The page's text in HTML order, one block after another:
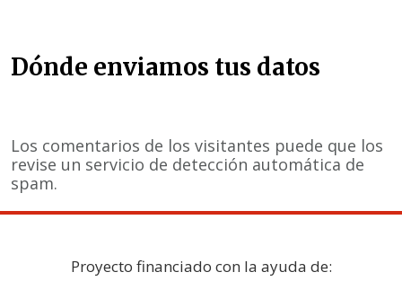
Dónde enviamos tus datos
Los comentarios de los visitantes puede que los
revise un servicio de detección automática de
spam.
Proyecto financiado con la ayuda de: